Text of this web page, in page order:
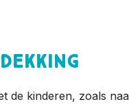
de kinderen, zoals